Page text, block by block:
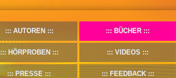
AUTOREN BÜCHER
HÖRPROBEN VIDEOS
PRESSE FEEDBACK